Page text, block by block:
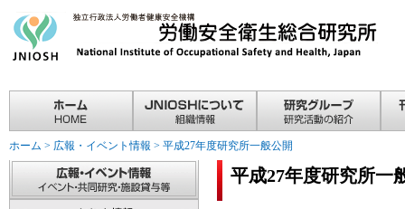
ホーム > 広報・イベント情報 > 平成27年度研究所一般公開
平成27年度研究所一